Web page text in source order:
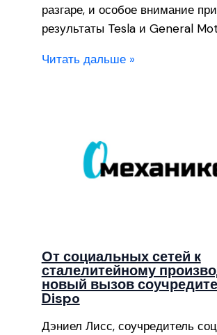
разгаре, и особое внимание
результаты Tesla и General
Читать дальше »
От социальных сетей к
сталелитейному
новый вызов
Dispo
Дэниел Лисс, соучредитель